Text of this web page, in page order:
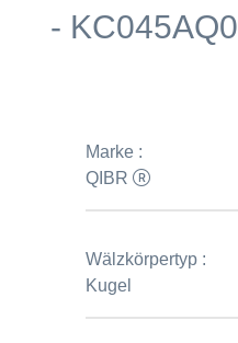
- KC045AQ0
Marke :
QIBR
Wälzkörpertyp :
Kugel